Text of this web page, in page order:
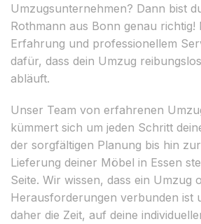
Umzugsunternehmen? Dann bist
Rothmann aus Bonn genau richtig!
Erfahrung und professionellem
dafür, dass dein Umzug
abläuft.
Unser Team von erfahrenen
kümmert sich um jeden Schritt
der sorgfältigen Planung bis hin
Lieferung deiner Möbel in Essen
Seite. Wir wissen, dass ein Umzug
Herausforderungen verbunden ist
daher die Zeit, auf deine